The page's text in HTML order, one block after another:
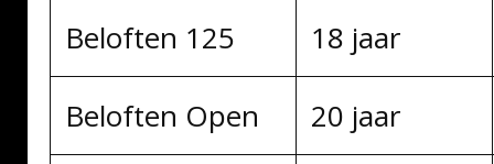
Beloften 125
18 jaar
Beloften Open
20 jaar